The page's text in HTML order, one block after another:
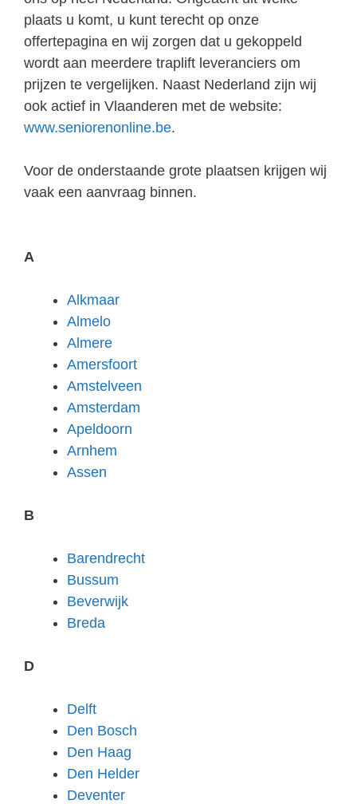
plaats u komt, u kunt terecht op onze
offertepagina en wij zorgen dat u gekoppeld
wordt aan meerdere traplift leveranciers om
prijzen te vergelijken. Naast Nederland zijn wij
ook actief in Vlaanderen met de website:
www.seniorenonline.be.
Voor de onderstaande grote plaatsen krijgen wij
vaak een aanvraag binnen.
A
Alkmaar
Almelo
Almere
Amersfoort
Amstelveen
Amsterdam
Apeldoorn
Arnhem
Assen
B
Barendrecht
Bussum
Beverwijk
Breda
D
Delft
Den Bosch
Den Haag
Den Helder
Deventer